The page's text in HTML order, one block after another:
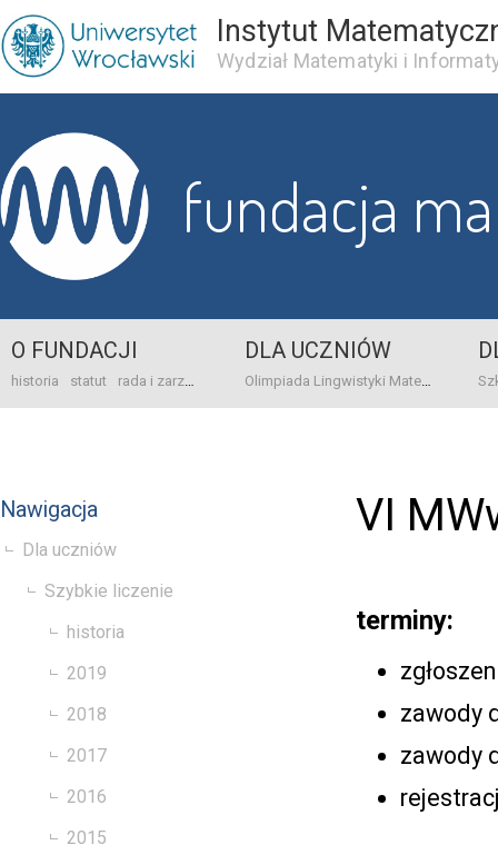
Instytut
Wydział Matematyki i
fundacja
O FUNDACJI
historia statut rada i zarząd dane bankowo-adresowe kontakt
DLA UCZNIÓW
Olimpiada Lingwistyki Matematycznej
Nawigacja
Dla uczniów
Szybkie liczenie
historia
2019
2018
2017
2016
2015
VI
terminy:
zawody
zawody